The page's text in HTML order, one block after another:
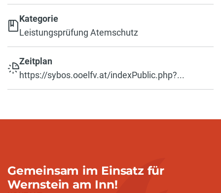
Kategorie
Leistungsprüfung Atemschutz
Zeitplan
https://sybos.ooelfv.at/indexPublic.php?...
Gemeinsam im Einsatz für
Wernstein am Inn!